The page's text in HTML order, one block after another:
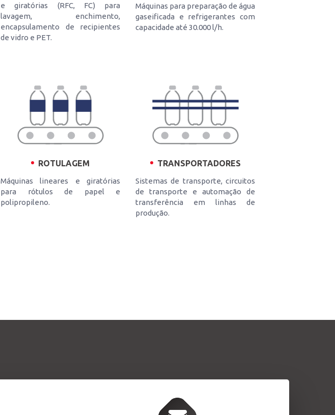
e giratórias (RFC, FC) para
lavagem, enchimento,
encapsulamento de recipientes
de vidro e PET.
Máquinas para preparação de água
gaseificada e refrigerantes com
capacidade até 30.000 l/h.
ROTULAGEM
Máquinas lineares e giratórias
para rótulos de papel e
polipropileno.
TRANSPORTADORES
Sistemas de transporte, circuitos
de transporte e automação de
transferência em linhas de
produção.